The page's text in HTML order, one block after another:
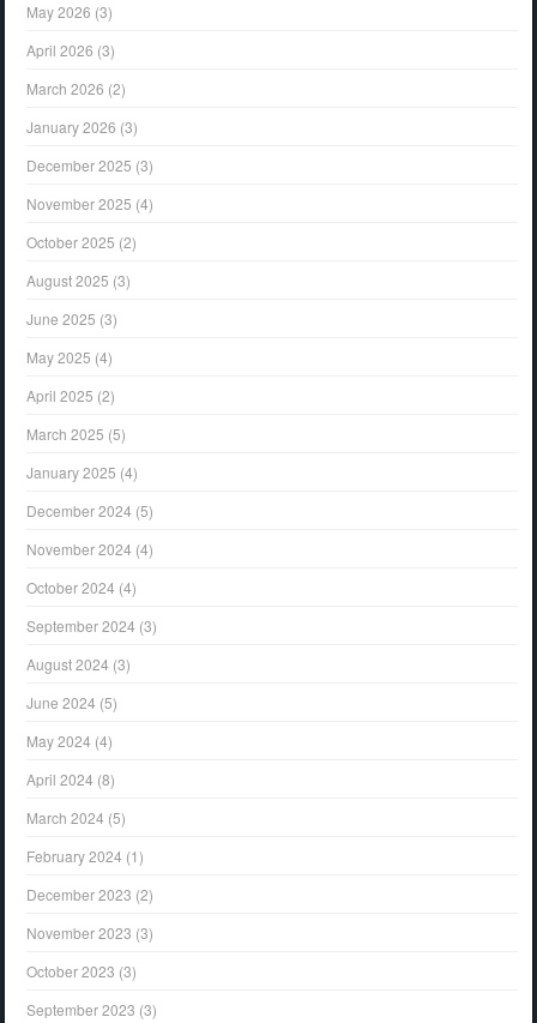
May 2026 (3)
April 2026 (3)
March 2026 (2)
January 2026 (3)
December 2025 (3)
November 2025 (4)
October 2025 (2)
August 2025 (3)
June 2025 (3)
May 2025 (4)
April 2025 (2)
March 2025 (5)
January 2025 (4)
December 2024 (5)
November 2024 (4)
October 2024 (4)
September 2024 (3)
August 2024 (3)
June 2024 (5)
May 2024 (4)
April 2024 (8)
March 2024 (5)
February 2024 (1)
December 2023 (2)
November 2023 (3)
October 2023 (3)
September 2023 (3)